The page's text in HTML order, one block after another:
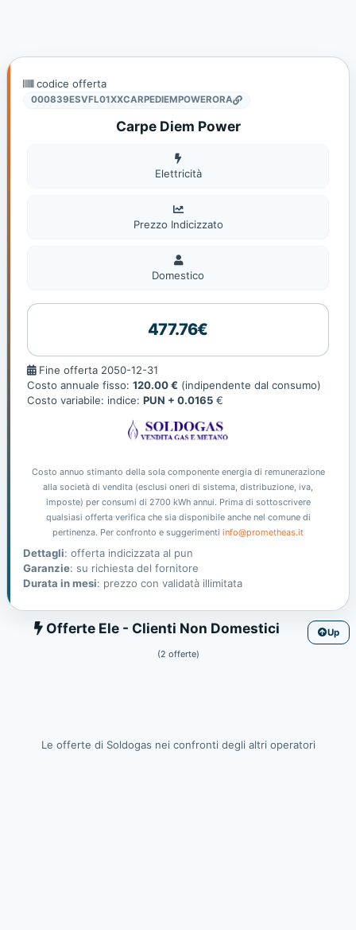
codice offerta
000839ESVFL01XXCARPEDIEMPOWERORA
Carpe Diem Power
Elettricità
Elettricità
Prezzo Indicizzato
Domestico
Domestico
477.76€
Fine
offerta
Fine offerta 2050-12-31
Costo annuale fisso: 120.00 € (indipendente dal consumo)
Costo variabile: indice: PUN + 0.0165 €
Costo annuo stimanto della sola componente energia di remunerazione
alla società di vendita (esclusi oneri di sistema, distribuzione, iva,
imposte) per consumi di 2700 kWh annui. Prima di sottoscrivere
qualsiasi offerta verifica che sia disponibile anche nel comune di
pertinenza. Per confronto e suggerimenti info@prometheas.it
Dettagli: offerta indicizzata al pun
Garanzie: su richiesta del fornitore
Durata in mesi: prezzo con validatà illimitata
Ele
Offerte Ele - Clienti Non Domestici
Up
(2 offerte)
Le offerte di Soldogas nei confronti degli altri operatori